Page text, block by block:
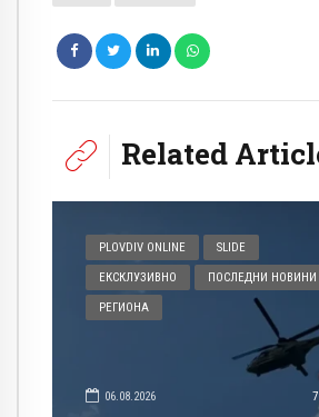
Related
PLOVDIV ONLINE SLIDE
ЕКСКЛУЗИВНО ПОСЛЕДНИ НОВИНИ
РЕГИОНА
06.08.2026